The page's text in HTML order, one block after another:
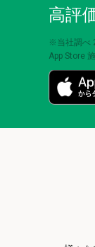
高評
※当社調べ
App Store